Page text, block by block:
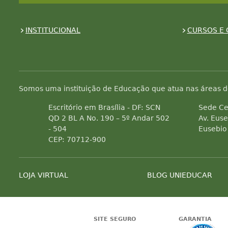
INSTITUCIONAL CURSOS E
Somos uma instituição de Educação que atua nas
Escritório em Brasília - DF: SCN
QD 2 BL A No. 190 – 5º Andar 502
- 504
CEP: 70712-900
Sede
Av.
LOJA VIRTUAL BLOG UNIEDUCAR
SITE SEGURO GARANTIA